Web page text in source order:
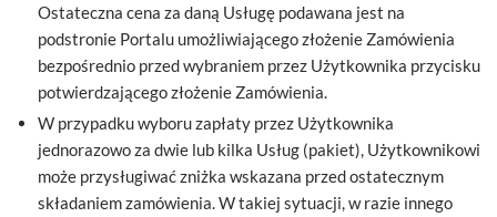
Ostateczna cena za daną Usługę podawana jest na
podstronie Portalu umożliwiającego złożenie Zamówienia
bezpośrednio przed wybraniem przez Użytkownika przycisku
potwierdzającego złożenie Zamówienia.
W przypadku wyboru zapłaty przez Użytkownika
jednorazowo za dwie lub kilka Usług (pakiet), Użytkownikowi
może przysługiwać zniżka wskazana przed ostatecznym
składaniem zamówienia. W takiej sytuacji, w razie innego